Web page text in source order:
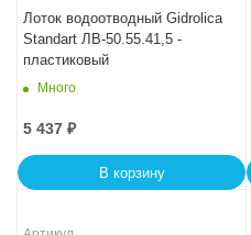
Лоток водоотводный Gidrolica
Standart ЛВ-50.55.41,5 -
пластиковый
Много
5 437 ₽
В корзину